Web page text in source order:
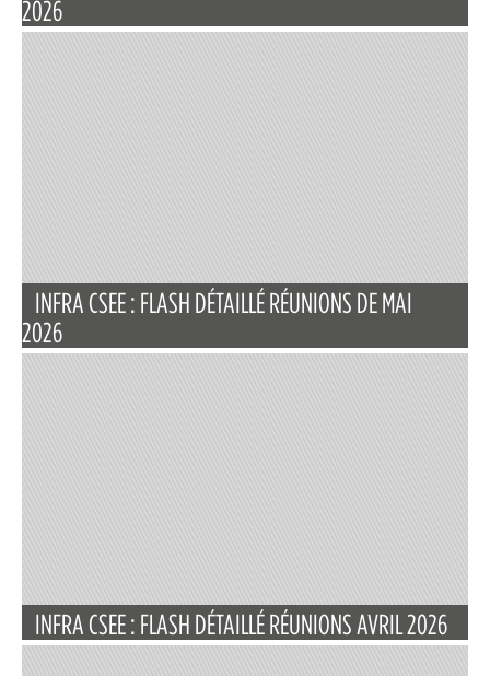
2026
INFRA CSEE : FLASH DÉTAILLÉ RÉUNIONS DE MAI
2026
INFRA CSEE : FLASH DÉTAILLÉ RÉUNIONS AVRIL 2026